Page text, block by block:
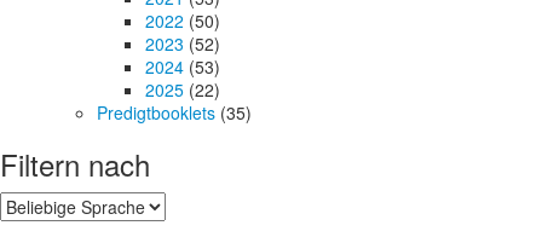
2022 (50)
2023 (52)
2024 (53)
2025 (22)
Predigtbooklets (35)
Filtern nach